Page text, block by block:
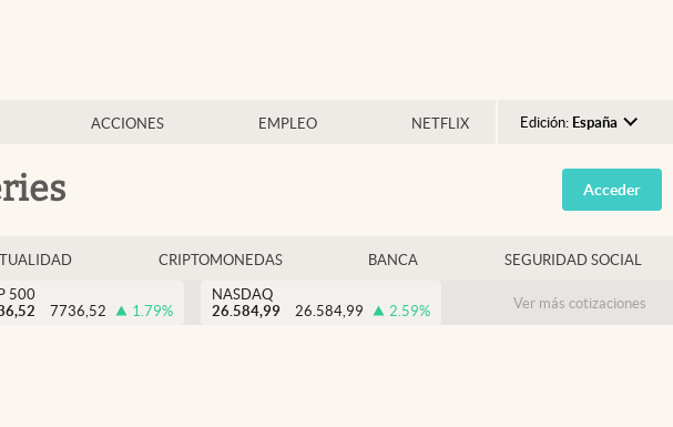
ACCIONES EMPLEO NETFLIX Edición: España
Argentina
España
USA
Colombia
Acceder
CRIPTOMONEDAS BANCA SEGURIDAD SOCIAL
500
7736,52 1.79%
NASDAQ
26.584,99
26.584,99 2.59% Ver más cotizaciones